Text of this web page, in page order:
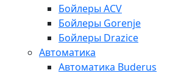
Бойлеры ACV
Бойлеры Gorenje
Бойлеры Drazice
Автоматика
Автоматика Buderus